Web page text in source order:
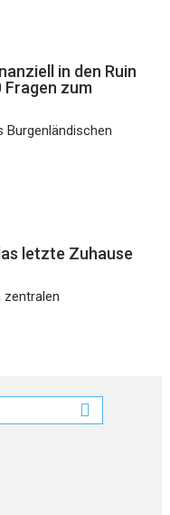
in den Ruin
zum
Burgenländischen
letzte Zuhause
zentralen